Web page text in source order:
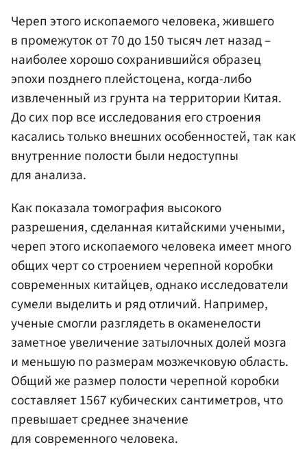
Череп этого ископаемого человека, жившего
в промежуток от 70 до 150 тысяч лет назад –
наиболее хорошо сохранившийся образец
эпохи позднего плейстоцена, когда-либо
извлеченный из грунта на территории Китая.
До сих пор все исследования его строения
касались только внешних особенностей, так как
внутренние полости были недоступны
для анализа.
Как показала томография высокого
разрешения, сделанная китайскими учеными,
череп этого ископаемого человека имеет много
общих черт со строением черепной коробки
современных китайцев, однако исследователи
сумели выделить и ряд отличий. Например,
ученые смогли разглядеть в окаменелости
заметное увеличение затылочных долей мозга
и меньшую по размерам мозжечковую область.
Общий же размер полости черепной коробки
составляет 1567 кубических сантиметров, что
превышает среднее значение
для современного человека.